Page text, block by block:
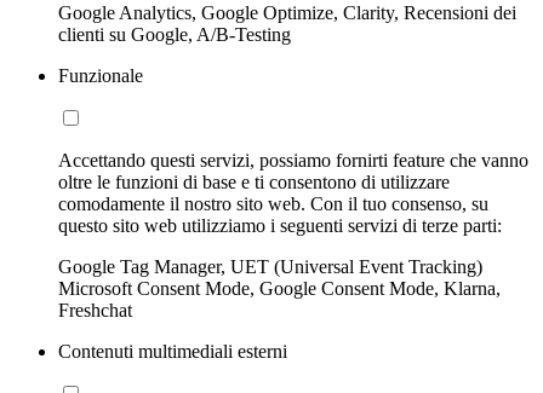
Google Analytics, Google Optimize, Clarity, Recensioni dei
clienti su Google, A/B-Testing
Funzionale
Accettando questi servizi, possiamo fornirti feature che vanno
oltre le funzioni di base e ti consentono di utilizzare
comodamente il nostro sito web. Con il tuo consenso, su
questo sito web utilizziamo i seguenti servizi di terze parti:
Google Tag Manager, UET (Universal Event Tracking)
Microsoft Consent Mode, Google Consent Mode, Klarna,
Freshchat
Contenuti multimediali esterni